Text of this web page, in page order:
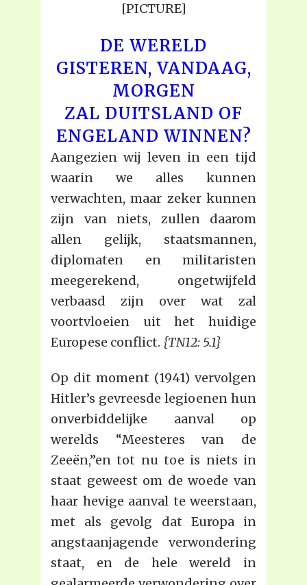
[PICTURE]
DE WERELD
GISTEREN, VANDAAG,
MORGEN
ZAL DUITSLAND OF
ENGELAND WINNEN?
Aangezien wij leven in een tijd
waarin we alles kunnen
verwachten, maar zeker kunnen
zijn van niets, zullen daarom
allen gelijk, staatsmannen,
diplomaten en militaristen
meegerekend, ongetwijfeld
verbaasd zijn over wat zal
voortvloeien uit het huidige
Europese conflict. {TN12: 5.1}
Op dit moment (1941) vervolgen
Hitler’s gevreesde legioenen hun
onverbiddelijke aanval op
werelds “Meesteres van de
Zeeën,”en tot nu toe is niets in
staat geweest om de woede van
haar hevige aanval te weerstaan,
met als gevolg dat Europa in
angstaanjagende verwondering
staat, en de hele wereld in